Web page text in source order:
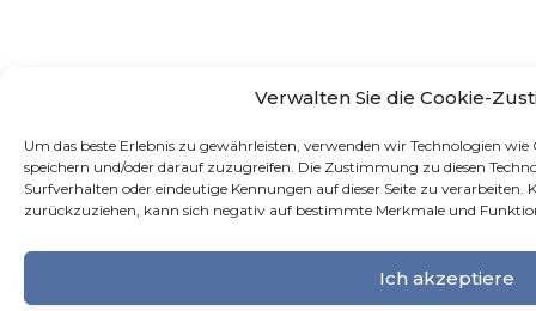
Verwalten Sie die Cookie-
Um das beste Erlebnis zu gewährleisten, verwenden wir Technologien
speichern und/oder darauf zuzugreifen. Die Zustimmung zu diesen
Surfverhalten oder eindeutige Kennungen auf dieser Seite zu verarbeiten.
zurückzuziehen, kann sich negativ auf bestimmte Merkmale und
Ich akzeptiere